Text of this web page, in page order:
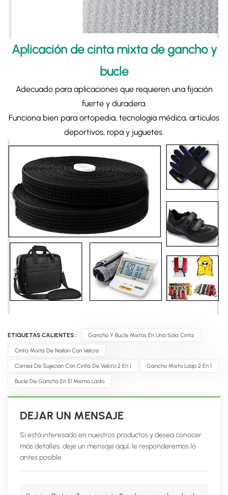
Aplicación de cinta mixta de gancho y
bucle
Adecuado para aplicaciones que requieren una fijación
fuerte y duradera.
Funciona bien para ortopedia, tecnología médica, artículos
deportivos, ropa y juguetes.
ETIQUETAS CALIENTES : Gancho Y Bucle Mixtos En Una Sola Cinta
Cinta Mixta De Nailon Con Velcro
Correa De Sujeción Con Cinta De Velcro 2 En 1 Gancho Mixto Loop 2 En 1
Bucle De Gancho En El Mismo Lado
DEJAR UN MENSAJE
Si está interesado en nuestros productos y desea conocer
más detalles, deje un mensaje aquí, le responderemos lo
antes posible.